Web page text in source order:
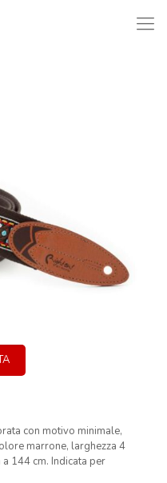
con motivo minimale,
marrone, larghezza 4
144 cm. Indicata per